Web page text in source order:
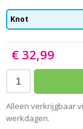
Knot
€ 32,99
Alleen verkrijgbaar
werkdagen.